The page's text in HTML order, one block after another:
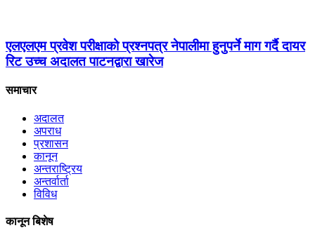
एलएलएम प्रवेश परीक्षाको प्रश्नपत्र नेपालीमा हुनुपर्ने माग गर्दै दायर
रिट उच्च अदालत पाटनद्वारा खारेज
समाचार
अदालत
अपराध
प्रशासन
कानून
अन्तराष्ट्रिय
अन्तर्वार्ता
विविध
कानून बिशेष